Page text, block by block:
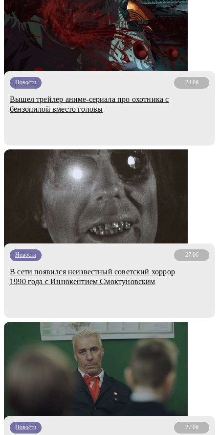
Новости 28.06
Вышел трейлер аниме-сериала про охотника с
бензопилой вместо головы
Новости 27.06
В сети появился неизвестный советский хоррор
1990 года с Иннокентием Смоктуновским
Новости 27.06